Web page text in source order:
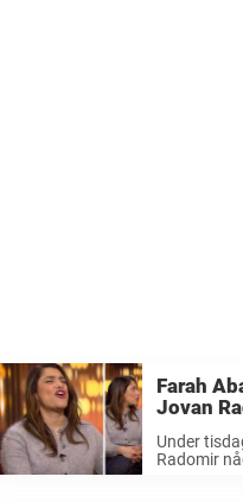
Farah
Jovan
Under
Radomir